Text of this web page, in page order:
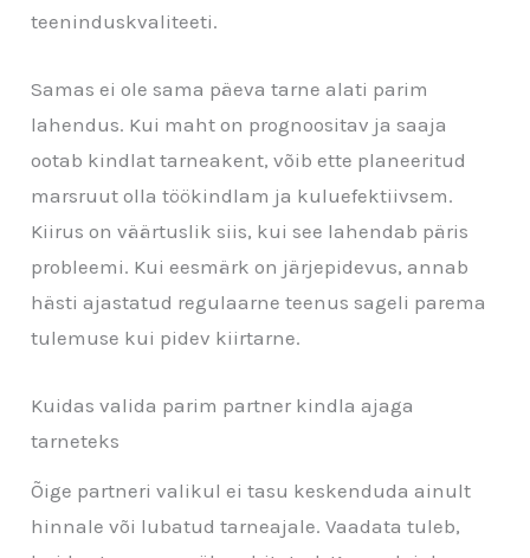
teeninduskvaliteeti.
Samas ei ole sama päeva tarne alati parim
lahendus. Kui maht on prognoositav ja saaja
ootab kindlat tarneakent, võib ette planeeritud
marsruut olla töökindlam ja kuluefektiivsem.
Kiirus on väärtuslik siis, kui see lahendab päris
probleemi. Kui eesmärk on järjepidevus, annab
hästi ajastatud regulaarne teenus sageli parema
tulemuse kui pidev kiirtarne.
Kuidas valida parim partner kindla ajaga
tarneteks
Õige partneri valikul ei tasu keskenduda ainult
hinnale või lubatud tarneajale. Vaadata tuleb,